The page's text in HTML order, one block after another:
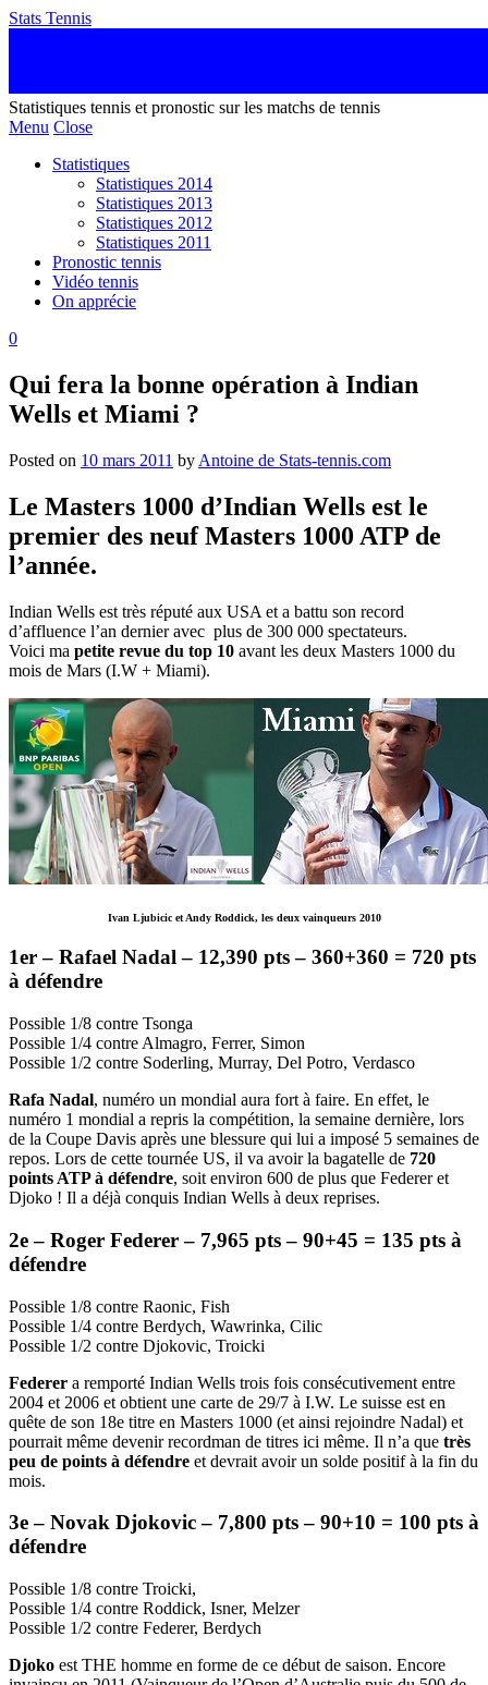
Stats Tennis
Statistiques tennis et pronostic sur les matchs de tennis
Menu Close
Statistiques
Statistiques 2014
Statistiques 2013
Statistiques 2012
Statistiques 2011
Pronostic tennis
Vidéo tennis
On apprécie
0
Qui fera la bonne opération à Indian
Wells et Miami ?
Posted on 10 mars 2011 by Antoine de Stats-tennis.com
Le Masters 1000 d’Indian Wells est le
premier des neuf Masters 1000 ATP de
l’année.
Indian Wells est très réputé aux USA et a battu son record
d’affluence l’an dernier avec plus de 300 000 spectateurs.
Voici ma petite revue du top 10 avant les deux Masters 1000 du
mois de Mars (I.W + Miami).
Ivan Ljubicic et Andy Roddick, les deux vainqueurs 2010
1er – Rafael Nadal – 12,390 pts – 360+360 = 720 pts
à défendre
Possible 1/8 contre Tsonga
Possible 1/4 contre Almagro, Ferrer, Simon
Possible 1/2 contre Soderling, Murray, Del Potro, Verdasco
Rafa Nadal, numéro un mondial aura fort à faire. En effet, le
numéro 1 mondial a repris la compétition, la semaine dernière, lors
de la Coupe Davis après une blessure qui lui a imposé 5 semaines de
repos. Lors de cette tournée US, il va avoir la bagatelle de 720
points ATP à défendre, soit environ 600 de plus que Federer et
Djoko ! Il a déjà conquis Indian Wells à deux reprises.
2e – Roger Federer – 7,965 pts – 90+45 = 135 pts à
défendre
Possible 1/8 contre Raonic, Fish
Possible 1/4 contre Berdych, Wawrinka, Cilic
Possible 1/2 contre Djokovic, Troicki
Federer a remporté Indian Wells trois fois consécutivement entre
2004 et 2006 et obtient une carte de 29/7 à I.W. Le suisse est en
quête de son 18e titre en Masters 1000 (et ainsi rejoindre Nadal) et
pourrait même devenir recordman de titres ici même. Il n’a que très
peu de points à défendre et devrait avoir un solde positif à la fin du
mois.
3e – Novak Djokovic – 7,800 pts – 90+10 = 100 pts à
défendre
Possible 1/8 contre Troicki,
Possible 1/4 contre Roddick, Isner, Melzer
Possible 1/2 contre Federer, Berdych
Djoko est THE homme en forme de ce début de saison. Encore